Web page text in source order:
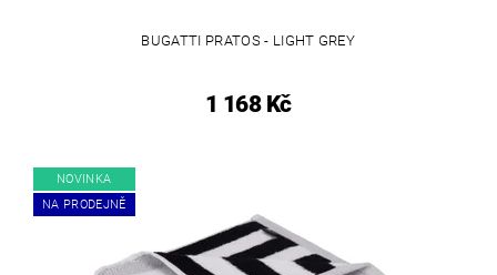
BUGATTI PRATOS - LIGHT GREY
1 168 Kč
NOVINKA
NA PRODEJNĚ